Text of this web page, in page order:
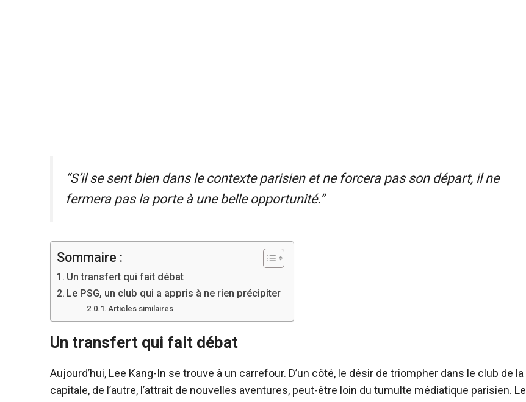
“S’il se sent bien dans le contexte parisien et ne forcera pas son départ, il ne
fermera pas la porte à une belle opportunité.”
Sommaire :
Un transfert qui fait débat
Le PSG, un club qui a appris à ne rien précipiter
Articles similaires
Un transfert qui fait débat
Aujourd’hui, Lee Kang-In se trouve à un carrefour. D’un côté, le désir de triompher dans le club de la
capitale, de l’autre, l’attrait de nouvelles aventures, peut-être loin du tumulte médiatique parisien. Le